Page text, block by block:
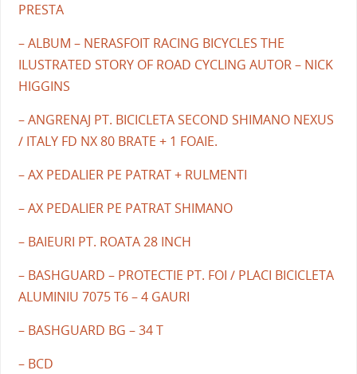
PRESTA
– ALBUM – NERASFOIT RACING BICYCLES THE
ILUSTRATED STORY OF ROAD CYCLING AUTOR – NICK
HIGGINS
– ANGRENAJ PT. BICICLETA SECOND SHIMANO NEXUS
/ ITALY FD NX 80 BRATE + 1 FOAIE.
– AX PEDALIER PE PATRAT + RULMENTI
– AX PEDALIER PE PATRAT SHIMANO
– BAIEURI PT. ROATA 28 INCH
– BASHGUARD – PROTECTIE PT. FOI / PLACI BICICLETA
ALUMINIU 7075 T6 – 4 GAURI
– BASHGUARD BG – 34 T
– BCD